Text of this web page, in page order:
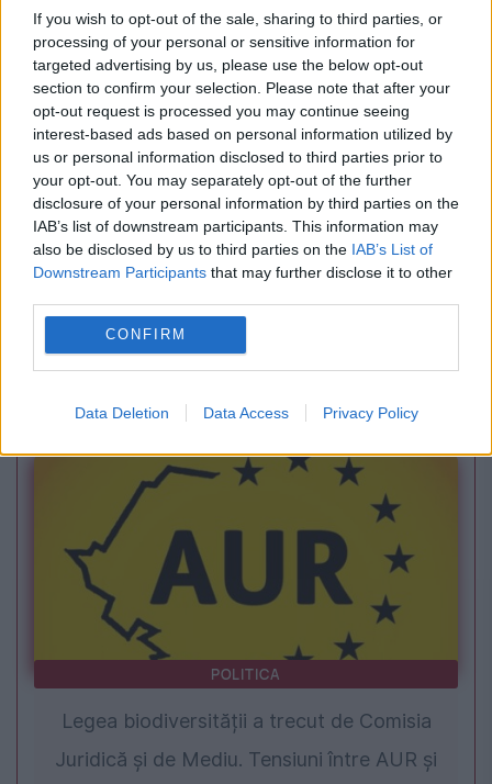
If you wish to opt-out of the sale, sharing to third parties, or
processing of your personal or sensitive information for
targeted advertising by us, please use the below opt-out
section to confirm your selection. Please note that after your
opt-out request is processed you may continue seeing
interest-based ads based on personal information utilized by
us or personal information disclosed to third parties prior to
your opt-out. You may separately opt-out of the further
disclosure of your personal information by third parties on the
IAB’s list of downstream participants. This information may
also be disclosed by us to third parties on the IAB’s List of
Downstream Participants that may further disclose it to other
CONFIRM
Data Deletion Data Access Privacy Policy
INTERNATIONAL
Ion Sturza critică dur comportamentul
moldovenilor în criza energetică. Consumul
sociale
POLITICA
Legea biodiversității a trecut de Comisia
Juridică și de Mediu. Tensiuni între AUR și